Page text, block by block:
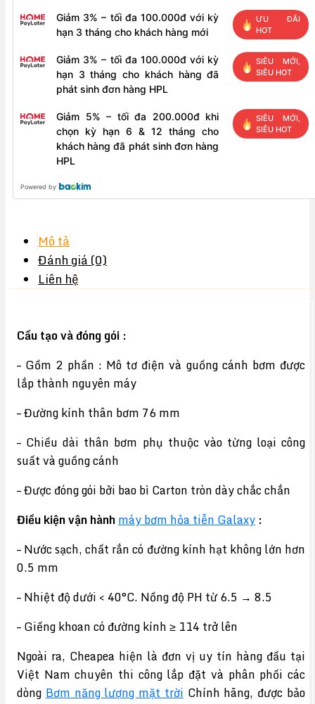
Giảm 3% – tối đa 100.000đ với kỳ
hạn 3 tháng cho khách hàng mới
ƯU ĐÃI
HOT
Giảm 3% – tối đa 100.000đ với kỳ
hạn 3 tháng cho khách hàng đã
phát sinh đơn hàng HPL
SIÊU MỚI,
SIÊU HOT
Giảm 5% – tối đa 200.000đ khi
chọn kỳ hạn 6 & 12 tháng cho
khách hàng đã phát sinh đơn hàng
HPL
SIÊU MỚI,
SIÊU HOT
Powered by
Mô tả
Đánh giá (0)
Liên hệ
Cấu tạo và đóng gói :
– Gồm 2 phần : Mô tơ điện và guồng cánh bơm được
lắp thành nguyên máy
– Đường kính thân bơm 76 mm
– Chiều dài thân bơm phụ thuộc vào từng loại công
suất và guồng cánh
– Được đóng gói bởi bao bì Carton tròn dày chắc chắn
Điều kiện vận hànhmáy bơm hỏa tiễn Galaxy :
– Nước sạch, chất rắn có đường kính hạt không lớn hơn
0.5 mm
– Nhiệt độ dưới < 40°C. Nồng độ PH từ 6.5 → 8.5
– Giếng khoan có đường kính ≥ 114 trở lên
Ngoài ra, Cheapea hiện là đơn vị uy tín hàng đầu tại
Việt Nam chuyên thi công lắp đặt và phân phối các
dòngBơm năng lượng mặt trờiChính hãng, được bảo